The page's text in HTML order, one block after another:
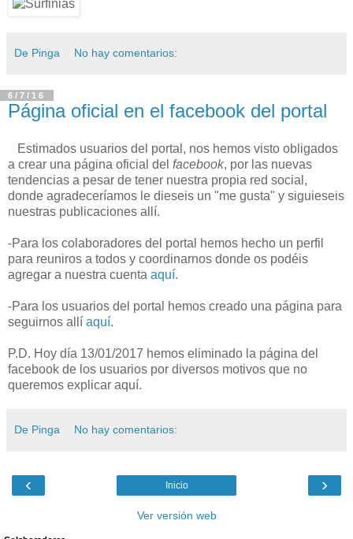
De Pinga No hay comentarios:
6/7/16
Página oficial en el facebook del portal
Estimados usuarios del portal, nos hemos visto obligados
a crear una página oficial del facebook, por las nuevas
tendencias a pesar de tener nuestra propia red social,
donde agradeceríamos le dieseis un "me gusta" y siguieseis
nuestras publicaciones allí.
-Para los colaboradores del portal hemos hecho un perfil
para reuniros a todos y coordinarnos donde os podéis
agregar a nuestra cuenta aquí.
-Para los usuarios del portal hemos creado una página para
seguirnos allí aquí.
P.D. Hoy día 13/01/2017 hemos eliminado la página del
facebook de los usuarios por diversos motivos que no
queremos explicar aquí.
De Pinga No hay comentarios:
‹ ›
Inicio
Ver versión web